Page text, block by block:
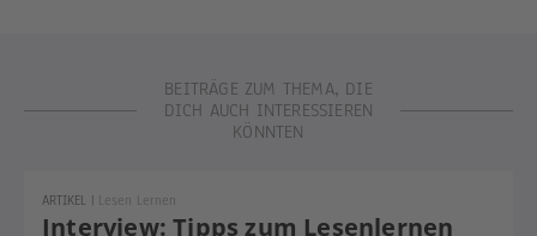
BEITRÄGE ZUM THEMA, DIE
DICH AUCH INTERESSIEREN
KÖNNTEN
Interview: Tipps zum Lesenlernen
ARTIKEL | Lesen Lernen